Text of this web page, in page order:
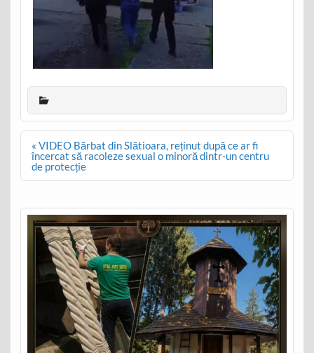
Post
navigation
« VIDEO Bărbat din Slătioara, reținut după ce ar fi
încercat să racoleze sexual o minoră dintr-un centru
de protecție